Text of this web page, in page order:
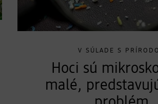
V SÚLADE S
Hoci sú
malé,